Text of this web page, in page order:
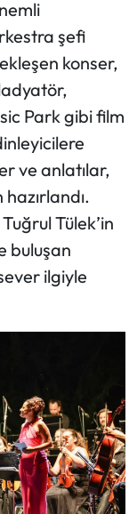
şefi
konser,
Park gibi film
ve anlatılar,
Tülek’in
buluşan
ilgiyle